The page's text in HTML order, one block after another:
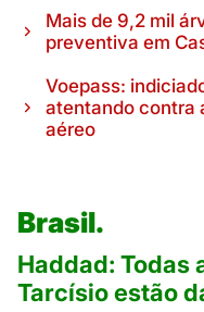
Mais de 9,2 mil
preventiva em
Voepass:
atentando contra
aéreo
Brasil.
Haddad: Todas
Tarcísio estão